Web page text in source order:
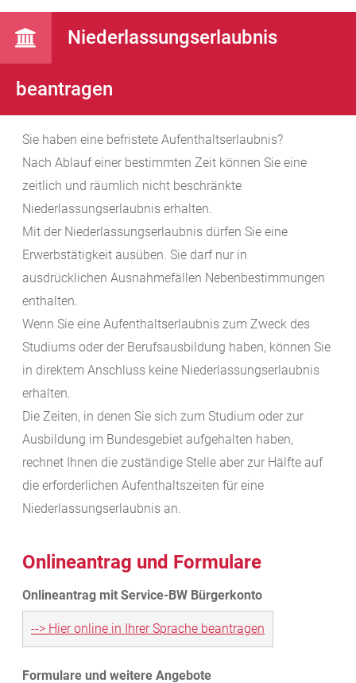
Niederlassungserlaubnis
beantragen
Sie haben eine befristete Aufenthaltserlaubnis?
Nach Ablauf einer bestimmten Zeit können Sie eine
zeitlich und räumlich nicht beschränkte
Niederlassungserlaubnis erhalten.
Mit der Niederlassungserlaubnis dürfen Sie eine
Erwerbstätigkeit ausüben. Sie darf nur in
ausdrücklichen Ausnahmefällen Nebenbestimmungen
enthalten.
Wenn Sie eine Aufenthaltserlaubnis zum Zweck des
Studiums oder der Berufsausbildung haben, können Sie
in direktem Anschluss keine Niederlassungserlaubnis
erhalten.
Die Zeiten, in denen Sie sich zum Studium oder zur
Ausbildung im Bundesgebiet aufgehalten haben,
rechnet Ihnen die zuständige Stelle aber zur Hälfte auf
die erforderlichen Aufenthaltszeiten für eine
Niederlassungserlaubnis an.
Onlineantrag und Formulare
--> Hier online in Ihrer Sprache beantragen